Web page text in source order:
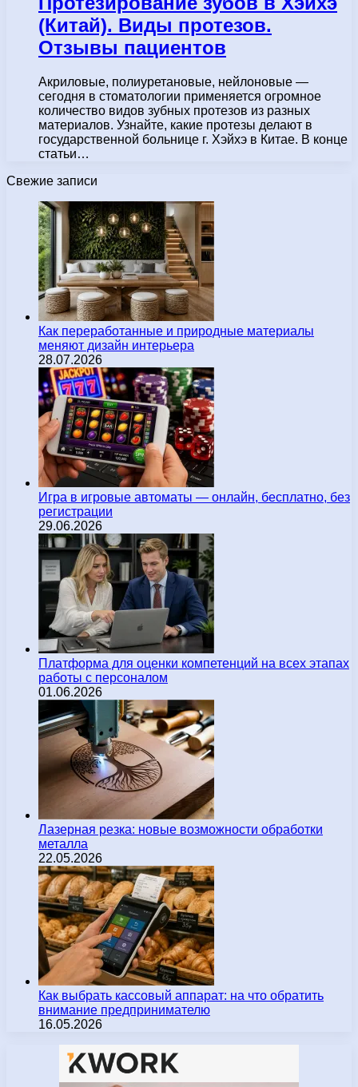
(Китай). Виды протезов.
Отзывы пациентов
Акриловые, полиуретановые, нейлоновые —
сегодня в стоматологии применяется огромное
количество видов зубных протезов из разных
материалов. Узнайте, какие протезы делают в
государственной больнице г. Хэйхэ в Китае. В конце
статьи…
Свежие записи
Как переработанные и природные материалы
меняют дизайн интерьера
28.07.2026
Игра в игровые автоматы — онлайн, бесплатно, без
регистрации
29.06.2026
Платформа для оценки компетенций на всех этапах
работы с персоналом
01.06.2026
Лазерная резка: новые возможности обработки
металла
22.05.2026
Как выбрать кассовый аппарат: на что обратить
внимание предпринимателю
16.05.2026